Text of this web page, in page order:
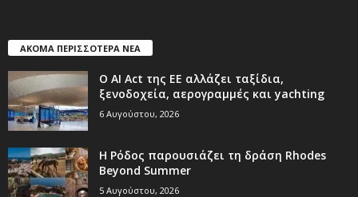
ΑΚΟΜΑ ΠΕΡΙΣΣΟΤΕΡΑ ΝΕΑ
Ο AI Act της ΕΕ αλλάζει ταξίδια,
ξενοδοχεία, αερογραμμές και yachting
6 Αυγούστου, 2026
Η Ρόδος παρουσιάζει τη δράση Rhodes
Beyond Summer
5 Αυγούστου, 2026